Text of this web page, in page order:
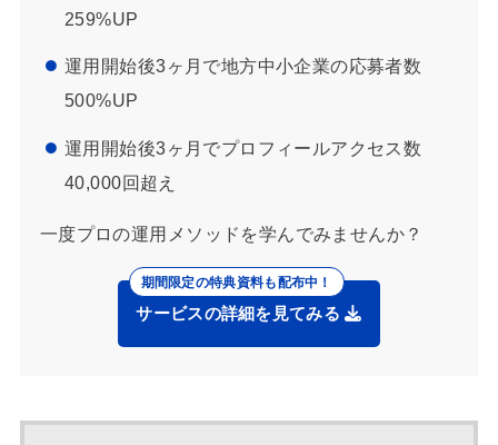
259%UP
運用開始後3ヶ月で地方中小企業の応募者数
500%UP
運用開始後3ヶ月でプロフィールアクセス数
40,000回超え
一度プロの運用メソッドを学んでみませんか？
サービスの詳細を見てみる